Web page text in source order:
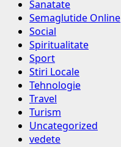
Sanatate
Semaglutide Online
Social
Spiritualitate
Sport
Stiri Locale
Tehnologie
Travel
Turism
Uncategorized
vedete